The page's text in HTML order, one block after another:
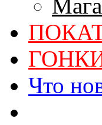
Что